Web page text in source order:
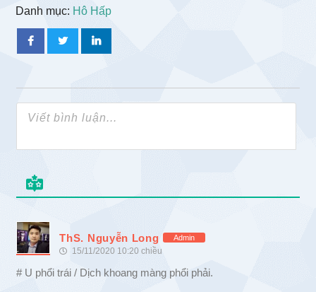
Danh mục: Hô Hấp
ThS. Nguyễn Long Admin
15/11/2020 10:20 chiều
# U phổi trái / Dịch khoang màng phổi phải.